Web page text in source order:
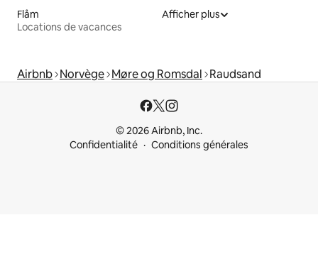
Flåm
Locations de vacances
Afficher plus
Airbnb Norvège Møre og Romsdal Raudsand
© 2026 Airbnb, Inc.
Confidentialité
Conditions générales